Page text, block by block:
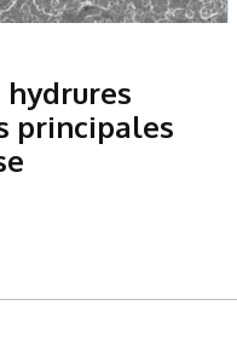
principales